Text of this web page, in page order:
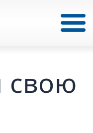
свою